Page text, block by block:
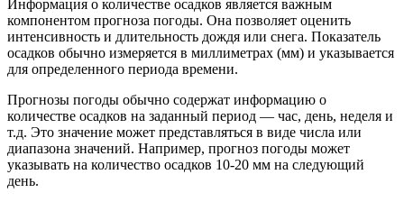
Информация о количестве осадков является важным
компонентом прогноза погоды. Она позволяет оценить
интенсивность и длительность дождя или снега. Показатель
осадков обычно измеряется в миллиметрах (мм) и указывается
для определенного периода времени.
Прогнозы погоды обычно содержат информацию о
количестве осадков на заданный период — час, день, неделя и
т.д. Это значение может представляться в виде числа или
диапазона значений. Например, прогноз погоды может
указывать на количество осадков 10-20 мм на следующий
день.